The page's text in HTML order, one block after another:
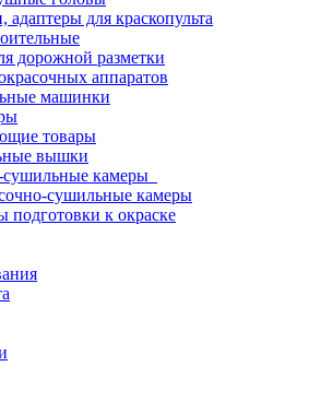
адаптеры для краскопульта
дорожной разметки
аппаратов
машинки
товары
вышки
сушильные камеры
сушильные камеры
подготовки к окраске